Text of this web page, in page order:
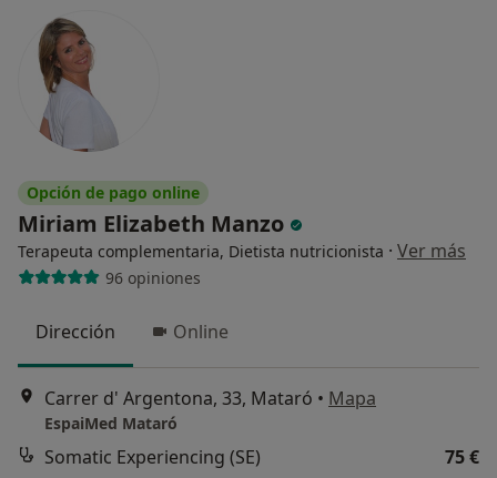
Opción de pago online
Miriam Elizabeth Manzo
Terapeuta complementaria, Dietista nutricionista · Ver más
96 opiniones
Dirección Online
Carrer d' Argentona, 33, Mataró • Mapa
EspaiMed Mataró
Somatic Experiencing (SE)
75 €